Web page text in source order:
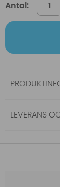
Antal:
LEVERANS